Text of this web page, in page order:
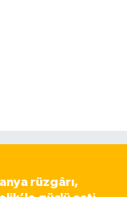
rüzgârı,